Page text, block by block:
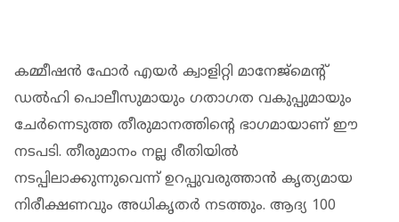
കമ്മീഷന്‍ ഫോര്‍ എയര്‍ ക്വാളിറ്റി മാനേജ്മെന്റ്
ഡൽഹി പൊലീസുമായും ഗതാഗത വകുപ്പുമായും
ചേർന്നെടുത്ത തീരുമാനത്തിന്റെ ഭാഗമായാണ് ഈ
നടപടി. തീരുമാനം നല്ല രീതിയിൽ
നടപ്പിലാക്കുന്നുവെന്ന് ഉറപ്പുവരുത്താൻ കൃത്യമായ
നിരീക്ഷണവും അധികൃതർ നടത്തും. ആദ്യ 100